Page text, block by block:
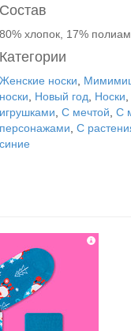
Состав
80% хлопок, 17%
Категории
Женские носки
носки
Новый год Носки
игрушками С мечтой С
персонажами С
синие